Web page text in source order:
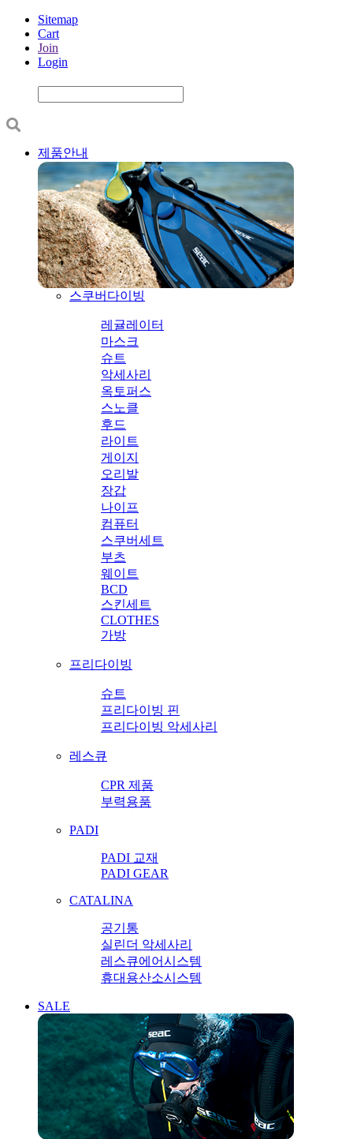
Sitemap
Cart
Join
Login
제품안내
스쿠버다이빙
레귤레이터
마스크
슈트
악세사리
옥토퍼스
스노클
후드
라이트
게이지
오리발
장갑
나이프
컴퓨터
스쿠버세트
부츠
웨이트
BCD
스킨세트
CLOTHES
가방
프리다이빙
슈트
프리다이빙 핀
프리다이빙 악세사리
레스큐
CPR 제품
부력용품
PADI
PADI 교재
PADI GEAR
CATALINA
공기통
실린더 악세사리
레스큐에어시스템
휴대용산소시스템
SALE